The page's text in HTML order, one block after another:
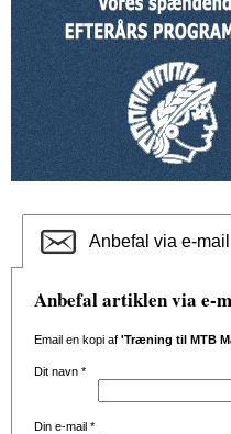
Anbefal via e-mail
Anbefal artiklen via e-
Email en kopi af 'Træning til MTB
Dit navn *
Din e-mail *